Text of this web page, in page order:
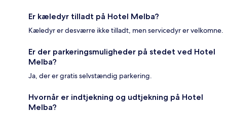
Er kæledyr tilladt på Hotel Melba?
Kæledyr er desværre ikke tilladt, men servicedyr er velkomne.
Er der parkeringsmuligheder på stedet ved Hotel
Melba?
Ja, der er gratis selvstændig parkering.
Hvornår er indtjekning og udtjekning på Hotel
Melba?